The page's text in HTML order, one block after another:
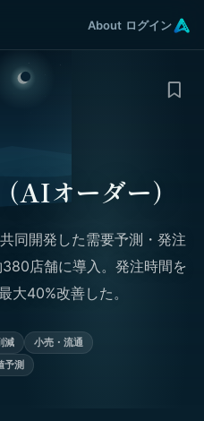
About ログイン
AIオーダー）
同開発した需要予測・発注
店舗に導入。発注時間を
大40%改善した。
減
小売・流通
予測